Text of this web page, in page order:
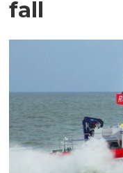
fall